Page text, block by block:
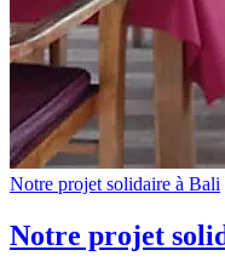
Notre projet solidaire à Bali
Notre projet